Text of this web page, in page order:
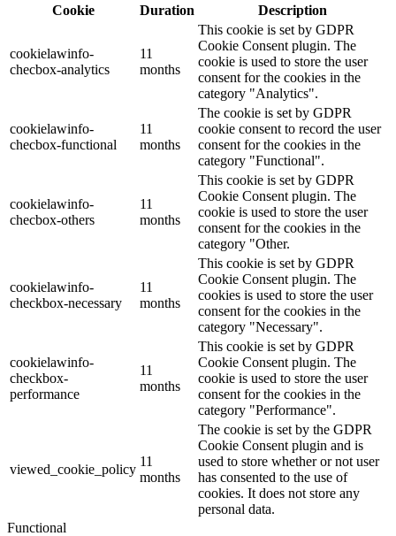
Cookie
Duration Description
cookielawinfo-
checbox-analytics
11
months
This cookie is set by GDPR
Cookie Consent plugin. The
cookie is used to store the user
consent for the cookies in the
category "Analytics".
cookielawinfo-
checbox-functional
11
months
The cookie is set by GDPR
cookie consent to record the user
consent for the cookies in the
category "Functional".
cookielawinfo-
checbox-others
11
months
This cookie is set by GDPR
Cookie Consent plugin. The
cookie is used to store the user
consent for the cookies in the
category "Other.
cookielawinfo-
checkbox-necessary
11
months
This cookie is set by GDPR
Cookie Consent plugin. The
cookies is used to store the user
consent for the cookies in the
category "Necessary".
cookielawinfo-
checkbox-
performance
11
months
This cookie is set by GDPR
Cookie Consent plugin. The
cookie is used to store the user
consent for the cookies in the
category "Performance".
viewed_cookie_policy
11
months
The cookie is set by the GDPR
Cookie Consent plugin and is
used to store whether or not user
has consented to the use of
cookies. It does not store any
personal data.
Functional